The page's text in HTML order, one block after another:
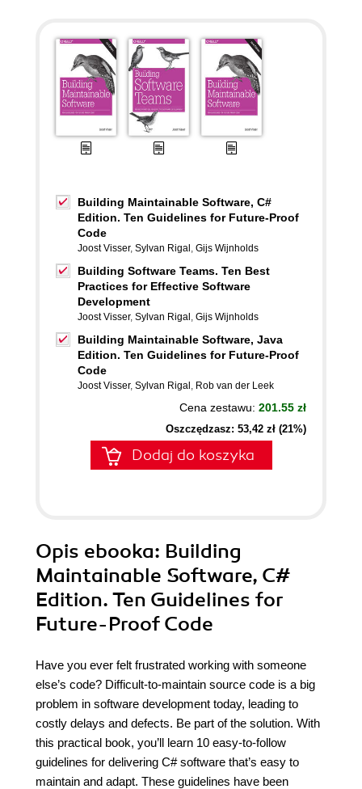
Building Maintainable Software, C#
Edition. Ten Guidelines for Future-Proof
Code
Joost Visser, Sylvan Rigal , Gijs Wijnholds
Building Software Teams. Ten Best
Practices for Effective Software
Development
Joost Visser, Sylvan Rigal , Gijs Wijnholds
Building Maintainable Software, Java
Edition. Ten Guidelines for Future-Proof
Code
Joost Visser, Sylvan Rigal , Rob van der Leek
Cena zestawu: 201.55 zł
Oszczędzasz: 53,42 zł (21%)
Dodaj do koszyka
Opis ebooka: Building
Maintainable Software, C#
Edition. Ten Guidelines for
Future-Proof Code
Have you ever felt frustrated working with someone
else’s code? Difficult-to-maintain source code is a big
problem in software development today, leading to
costly delays and defects. Be part of the solution. With
this practical book, you’ll learn 10 easy-to-follow
guidelines for delivering C# software that’s easy to
maintain and adapt. These guidelines have been